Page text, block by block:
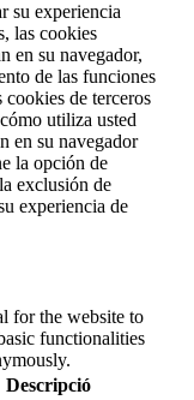
su experiencia
las cookies
en su navegador,
de las funciones
de terceros
utiliza usted
en su navegador
la opción de
exclusión de
experiencia de
for the website to
functionalities
Descripció